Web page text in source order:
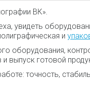
ВК».
увидеть
и
оборудования,
выпуск готовой
точность,